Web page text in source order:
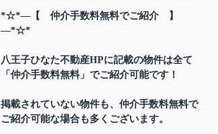
*☆*―【 仲介手数料無料でご紹介 】
―*☆*
八王子ひなた不動産HPに記載の物件は全て
「仲介手数料無料」でご紹介可能です！
掲載されていない物件も、仲介手数料無料で
ご紹介可能な場合も多くございます。